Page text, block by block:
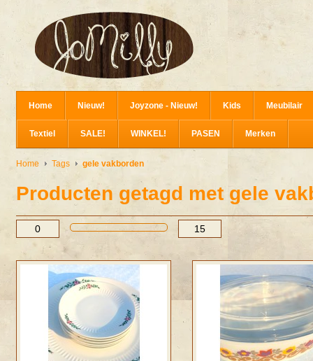
Home Nieuw! Joyzone - Nieuw! Kids Meubilair
Textiel SALE! WINKEL! PASEN Merken
Home Tags gele vakborden
Producten getagd met gele